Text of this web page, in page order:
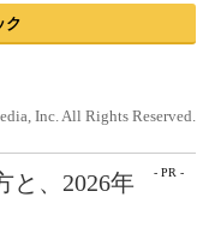
ク
Inc. All Rights Reserved.
- PR -
と、2026年